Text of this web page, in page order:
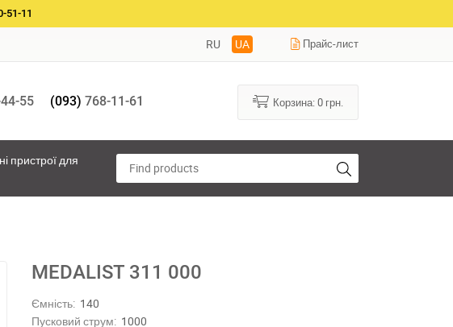
51-11
RU UA Прайс-лист
55 (093) 768-11-61 Корзина:0 грн.
пристрої для
MEDALIST 311 000
Ємність: 140
Пусковий струм: 1000